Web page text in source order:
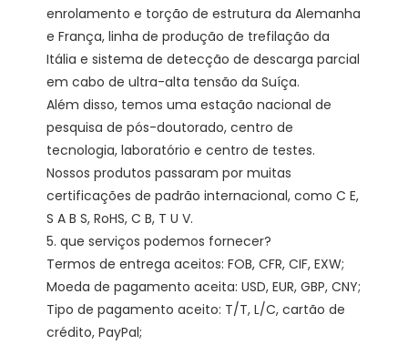
enrolamento e torção de estrutura da Alemanha
e França, linha de produção de trefilação da
Itália e sistema de detecção de descarga parcial
em cabo de ultra-alta tensão da Suíça.
Além disso, temos uma estação nacional de
pesquisa de pós-doutorado, centro de
tecnologia, laboratório e centro de testes.
Nossos produtos passaram por muitas
certificações de padrão internacional, como C E,
S A B S, RoHS, C B, T U V.
5. que serviços podemos fornecer?
Termos de entrega aceitos: FOB, CFR, CIF, EXW;
Moeda de pagamento aceita: USD, EUR, GBP, CNY;
Tipo de pagamento aceito: T/T, L/C, cartão de
crédito, PayPal;